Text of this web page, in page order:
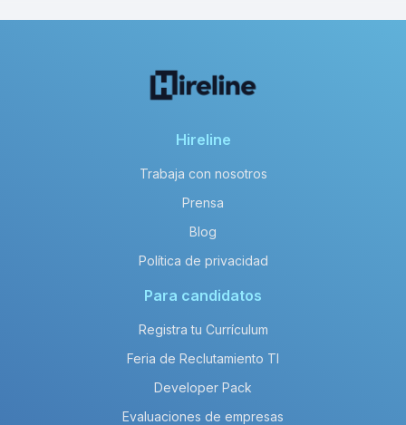
Hireline
Trabaja con nosotros
Prensa
Blog
Política de privacidad
Para candidatos
Registra tu Currículum
Feria de Reclutamiento TI
Developer Pack
Evaluaciones de empresas